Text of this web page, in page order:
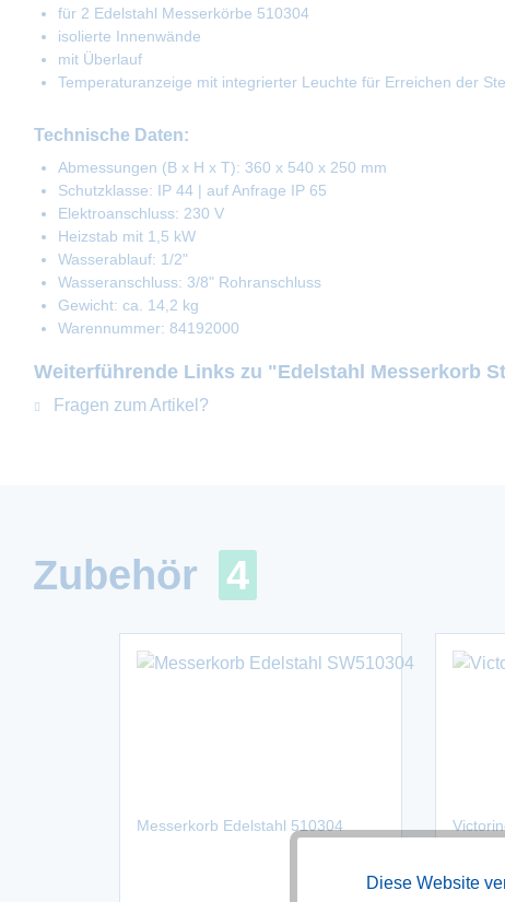
für 2 Edelstahl Messerkörbe 510304
isolierte Innenwände
mit Überlauf
Temperaturanzeige mit integrierter Leuchte für Erreichen der
Technische Daten:
Abmessungen (B x H x T): 360 x 540 x 250 mm
Schutzklasse: IP 44 | auf Anfrage IP 65
Elektroanschluss: 230 V
Heizstab mit 1,5 kW
Wasserablauf: 1/2"
Wasseranschluss: 3/8" Rohranschluss
Gewicht: ca. 14,2 kg
Warennummer: 84192000
Weiterführende Links zu "Edelstahl Messerkorb
Fragen zum Artikel?
Zubehör 4
Messerkorb Edelstahl 510304
Funktionale
Diese Website